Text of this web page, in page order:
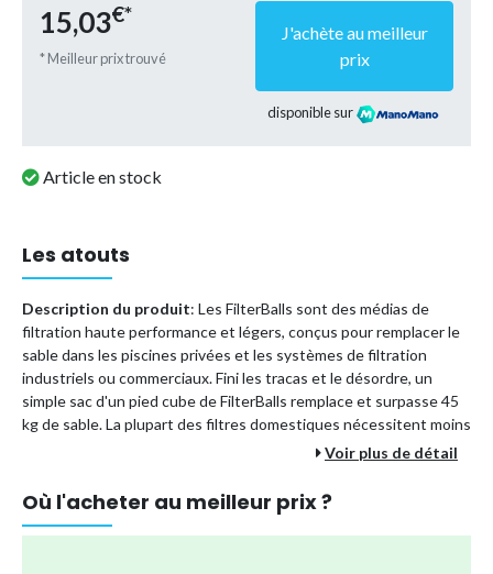
15,03€*
* Meilleur prix trouvé
J'achète au meilleur
prix
disponible sur
Article en stock
Les atouts
Description du produit: Les FilterBalls sont des médias de
filtration haute performance et légers, conçus pour remplacer le
sable dans les piscines privées et les systèmes de filtration
industriels ou commerciaux. Fini les tracas et le désordre, un
simple sac d'un pied cube de FilterBalls remplace et surpasse 45
kg de sable. La plupart des filtres domestiques nécessitent moins
vous utilisez habituellement, mais en plus, ils vous permettent
d'économiser beaucoup d'argent sur votre facture d'électricité.
Voir plus de détail
Où l'acheter au meilleur prix ?